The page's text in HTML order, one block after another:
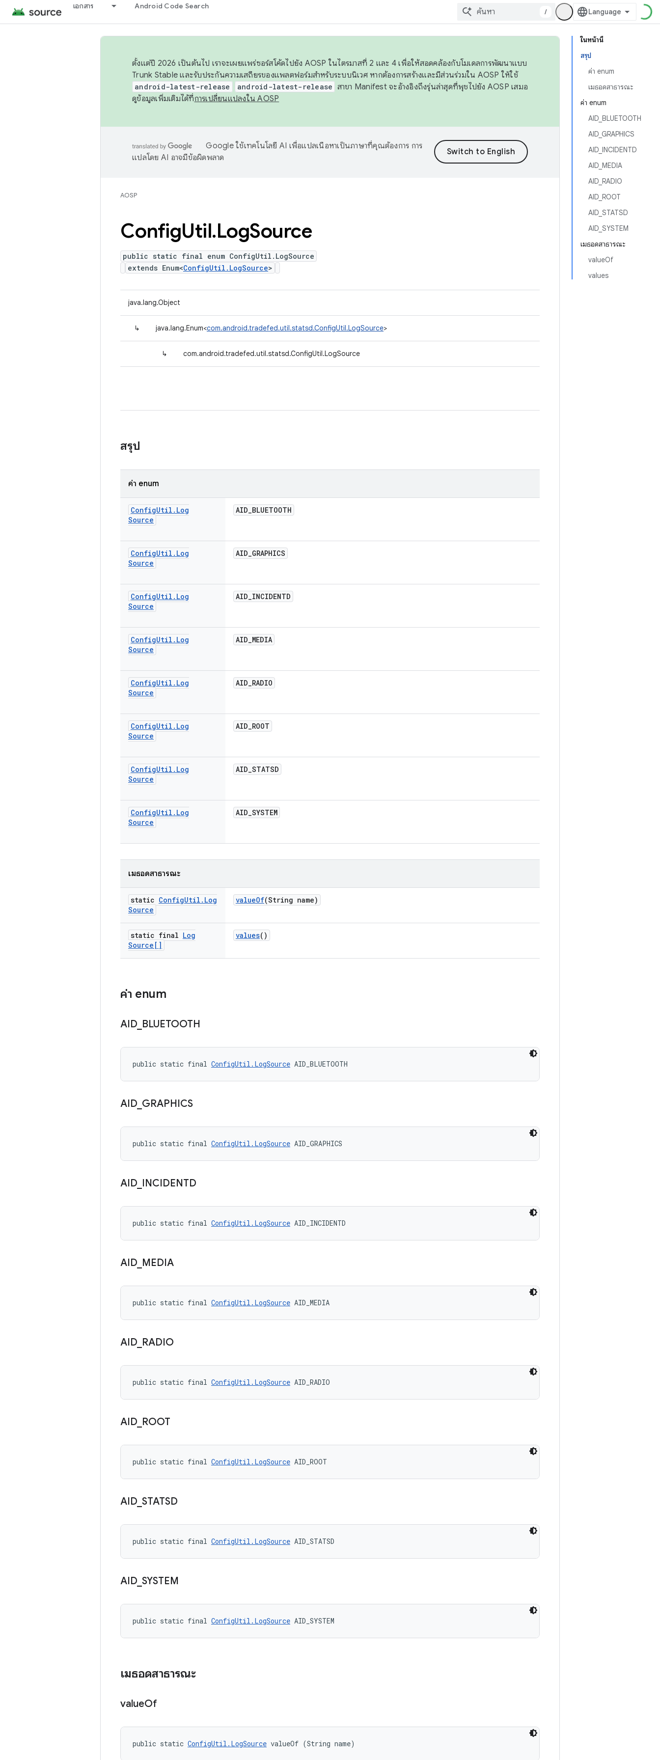
เอกสาร Android Code Search
/
ในหน้านี้
สรุป
ค่า enum
เมธอดสาธารณะ
ค่า enum
AID_BLUETOOTH
AID_GRAPHICS
AID_INCIDENTD
AID_MEDIA
AID_RADIO
AID_ROOT
AID_STATSD
AID_SYSTEM
เมธอดสาธารณะ
valueOf
values
ตั้งแต่ปี 2026 เป็นต้นไป เราจะเผยแพร่ซอร์สโค้ดไปยัง AOSP ในไตรมาสที่ 2 และ 4 เพื่อให้สอดคล้องกับโมเดลการพัฒนาแบบ
Trunk Stable และรับประกันความเสถียรของแพลตฟอร์มสำหรับระบบนิเวศ หากต้องการสร้างและมีส่วนร่วมใน AOSP ให้ใช้
android-latest-release android-latest-release สาขา Manifest จะอ้างอิงถึงรุ่นล่าสุดที่พุชไปยัง AOSP เสมอ
ดูข้อมูลเพิ่มเติมได้ที่การเปลี่ยนแปลงใน AOSP
Google ใช้เทคโนโลยี AI เพื่อแปลเนื้อหาเป็นภาษาที่คุณต้องการ การ
แปลโดย AI อาจมีข้อผิดพลาด
AOSP
ConfigUtil.LogSource
public static final enum ConfigUtil.LogSource
extends Enum<ConfigUtil.LogSource>
java.lang.Object
↳ java.lang.Enum<com.android.tradefed.util.statsd.ConfigUtil.LogSource>
↳ com.android.tradefed.util.statsd.ConfigUtil.LogSource
สรุป
ค่า enum
ConfigUtil . Log
Source
AID_BLUETOOTH
ConfigUtil . Log
Source
AID_GRAPHICS
ConfigUtil . Log
Source
AID_INCIDENTD
ConfigUtil . Log
Source
AID_MEDIA
ConfigUtil . Log
Source
AID_RADIO
ConfigUtil . Log
Source
AID_ROOT
ConfigUtil . Log
Source
AID_STATSD
ConfigUtil . Log
Source
AID_SYSTEM
เมธอดสาธารณะ
static ConfigUtil . Log
Source
valueOf(String name)
static final Log
Source[]
values()
ค่า enum
AID BLUETOOTH
public static final ConfigUtil.LogSource AID_BLUETOOTH
AID GRAPHICS
public static final ConfigUtil.LogSource AID_GRAPHICS
AID INCIDENTD
public static final ConfigUtil.LogSource AID_INCIDENTD
AID MEDIA
public static final ConfigUtil.LogSource AID_MEDIA
AID RADIO
public static final ConfigUtil.LogSource AID_RADIO
AID ROOT
public static final ConfigUtil.LogSource AID_ROOT
AID STATSD
public static final ConfigUtil.LogSource AID_STATSD
AID SYSTEM
public static final ConfigUtil.LogSource AID_SYSTEM
เมธอดสาธารณะ
valueOf
public static ConfigUtil.LogSource valueOf (String name)